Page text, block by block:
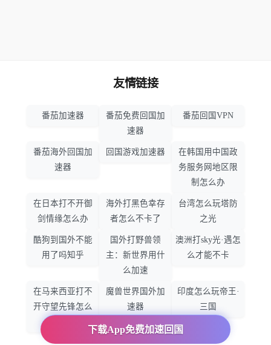
下载App免费加速回国
友情链接
番茄加速器
番茄免费回国加
速器
番茄回国VPN
番茄海外回国加
速器
回国游戏加速器
在韩国用中国政
务服务网地区限
制怎么办
在日本打不开御
剑情缘怎么办
海外打黑色幸存
者怎么不卡了
台湾怎么玩塔防
之光
酷狗到国外不能
用了吗知乎
国外打野兽领
主：新世界用什
么加速
澳洲打sky光·遇怎
么才能不卡
在马来西亚打不
开守望先锋怎么
魔兽世界国外加
速器
印度怎么玩帝王·
三国